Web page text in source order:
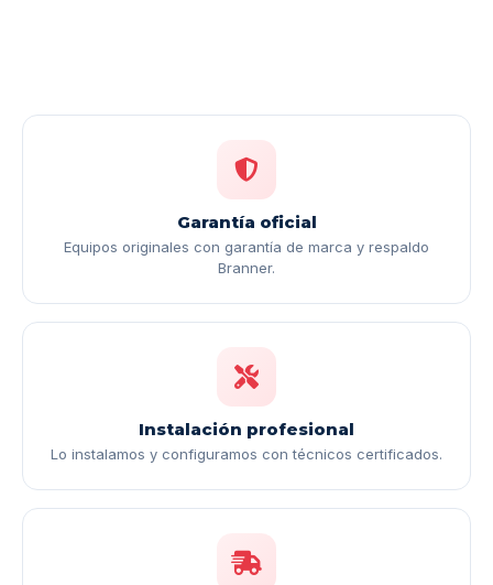
Garantía oficial
Equipos originales con garantía de marca y respaldo
Branner.
Instalación profesional
Lo instalamos y configuramos con técnicos certificados.